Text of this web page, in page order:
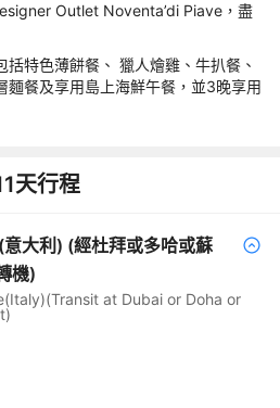
Outlet Noventa’di Piave，盡
特色薄餅餐、 獵人燴雞、牛扒餐、
麵餐及享用島上海鮮午餐，並3晚享用
天行程
大利) (經杜拜或多哈或蘇
機)
at Dubai or Doha or